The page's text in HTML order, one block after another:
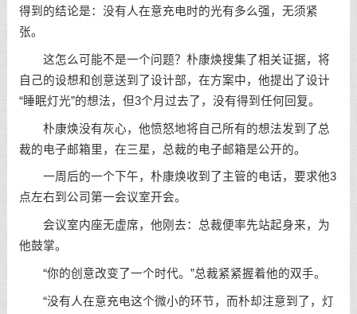
得到的结论是：没有人在意充电时的光有多么强，无须紧
张。
这怎么可能不是一个问题？朴康焕搜集了相关证据，将
自己的设想和创意送到了设计部，在方案中，他提出了设计
“睡眠灯光”的想法，但3个月过去了，没有得到任何回复。
朴康焕没有灰心，他愤怒地将自己所有的想法发到了总
裁的电子邮箱里，在三星，总裁的电子邮箱是公开的。
一周后的一个下午，朴康焕收到了主管的电话，要求他3
点左右到公司第一会议室开会。
会议室内座无虚席，他刚去：总裁便率先站起身来，为
他鼓掌。
“你的创意改变了一个时代。”总裁紧紧握着他的双手。
“没有人在意充电这个微小的环节，而朴却注意到了，灯